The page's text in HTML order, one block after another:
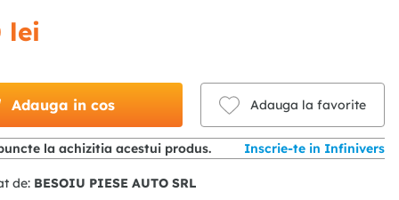
lei
Adauga in cos Adauga la favorite
la achizitia acestui produs. Inscrie-te in Infinivers
de: BESOIU PIESE AUTO SRL